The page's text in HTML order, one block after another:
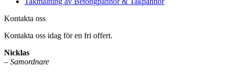
Kontakta oss
Kontakta oss idag för en fri offert.
Nicklas
– Samordnare